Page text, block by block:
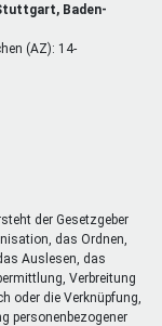
Baden-
(AZ): 14-
der Gesetzgeber
das Ordnen,
Auslesen, das
Verbreitung
oder die Verknüpfung,
personenbezogener